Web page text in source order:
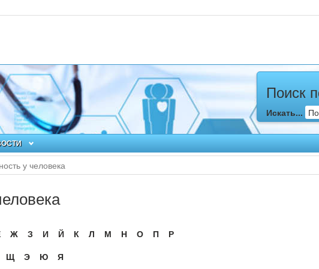
Поиск
Искать...
у человека
Ж З И Й К Л М Н О П
Р
Щ Э Ю Я